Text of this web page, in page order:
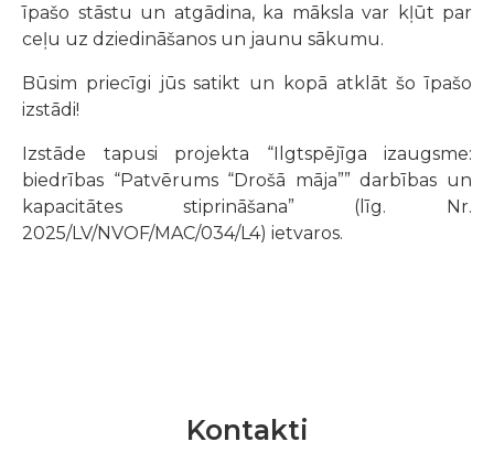
īpašo stāstu un atgādina, ka māksla var kļūt par
ceļu uz dziedināšanos un jaunu sākumu.
Būsim priecīgi jūs satikt un kopā atklāt šo īpašo
izstādi!
Izstāde tapusi projekta “Ilgtspējīga izaugsme:
biedrības “Patvērums “Drošā māja”” darbības un
kapacitātes stiprināšana” (līg. Nr.
2025/LV/NVOF/MAC/034/L4) ietvaros.
Kontakti